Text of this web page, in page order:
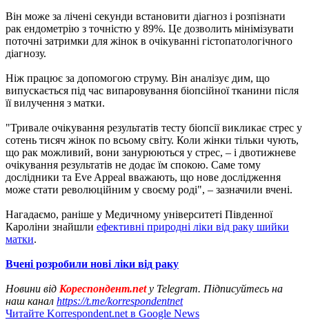
Він може за лічені секунди встановити діагноз і розпізнати
рак ендометрію з точністю у 89%. Це дозволить мінімізувати
поточні затримки для жінок в очікуванні гістопатологічного
діагнозу.
Ніж працює за допомогою струму. Він аналізує дим, що
випускається під час випаровування біопсійної тканини після
її вилучення з матки.
"Тривале очікування результатів тесту біопсії викликає стрес у
сотень тисяч жінок по всьому світу. Коли жінки тільки чують,
що рак можливий, вони занурюються у стрес, – і двотижневе
очікування результатів не додає їм спокою. Саме тому
дослідники та Eve Appeal вважають, що нове дослідження
може стати революційним у своєму роді", – зазначили вчені.
Нагадаємо, раніше у Медичному університеті Південної
Кароліни знайшли ефективні природні ліки від раку шийки
матки.
Вчені розробили нові ліки від раку
Новини від Кореспондент.netу Telegram. Підписуйтесь на
наш канал https://t.me/korrespondentnet
Читайте Korrespondent.net в Google News